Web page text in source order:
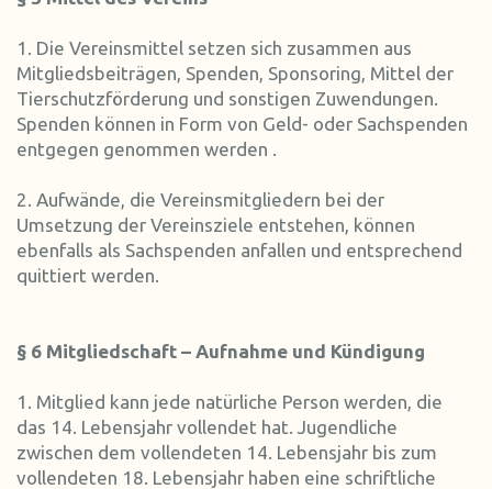
1. Die Vereinsmittel setzen sich zusammen aus
Mitgliedsbeiträgen, Spenden, Sponsoring, Mittel der
Tierschutzförderung und sonstigen Zuwendungen.
Spenden können in Form von Geld- oder Sachspenden
entgegen genommen werden .
2. Aufwände, die Vereinsmitgliedern bei der
Umsetzung der Vereinsziele entstehen, können
ebenfalls als Sachspenden anfallen und entsprechend
quittiert werden.
§ 6 Mitgliedschaft – Aufnahme und Kündigung
1. Mitglied kann jede natürliche Person werden, die
das 14. Lebensjahr vollendet hat. Jugendliche
zwischen dem vollendeten 14. Lebensjahr bis zum
vollendeten 18. Lebensjahr haben eine schriftliche